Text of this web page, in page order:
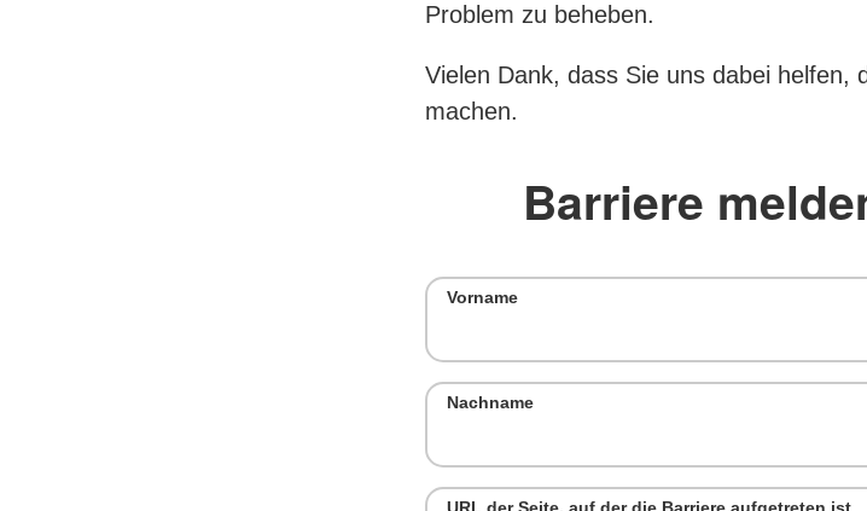
Problem zu beheben.
Vielen Dank, dass Sie uns dabei helfen,
machen.
Barriere
Vorname
Nachname